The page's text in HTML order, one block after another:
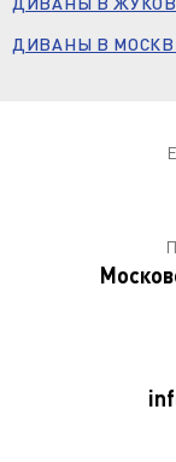
ДИВАНЫ В